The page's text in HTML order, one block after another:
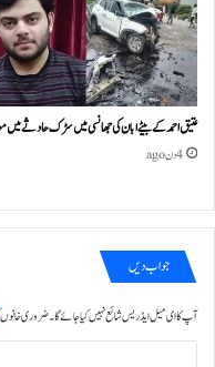
عتیق احمد کے بیٹے ابان کی جھانسی میں سڑک حادثے
4 دن ago
جواب دیں
آپ کا ای میل ایڈریس شائع نہیں کیا جائے گا۔ضروری خانوں